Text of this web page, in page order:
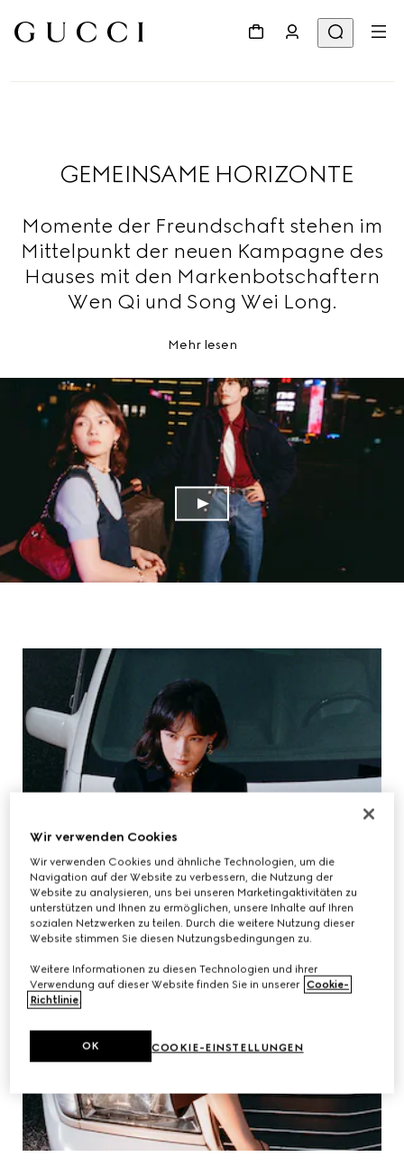
GEMEINSAME HORIZONTE
Momente der Freundschaft stehen im
Mittelpunkt der neuen Kampagne des
Hauses mit den Markenbotschaftern
Wen Qi und Song Wei Long.
Mehr lesen
Wir verwenden Cookies
Wir verwenden Cookies und ähnliche Technologien, um die
Navigation auf der Website zu verbessern, die Nutzung der
Website zu analysieren, uns bei unseren Marketingaktivitäten zu
unterstützen und Ihnen zu ermöglichen, unsere Inhalte auf Ihren
sozialen Netzwerken zu teilen. Durch die weitere Nutzung dieser
Website stimmen Sie diesen Nutzungsbedingungen zu.
Weitere Informationen zu diesen Technologien und ihrer
Verwendung auf dieser Website finden Sie in unserer Cookie-
Richtlinie.
COOKIE-EINSTELLUNGEN
OK